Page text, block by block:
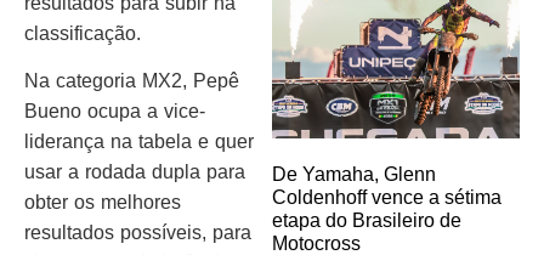
classificação.
Na categoria MX2, Pepê
Bueno ocupa a vice-
liderança na tabela e quer
usar a rodada dupla para
obter os melhores
resultados possíveis, para
De Yamaha, Glenn
Coldenhoff vence a sétima
etapa do Brasileiro de
Motocross